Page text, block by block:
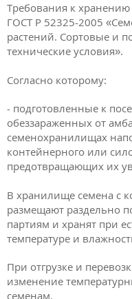
Требования к
ГОСТ Р 52325-2005
растений. Сортовые и
технические условия».
Согласно которому:
- подготовленные к
обеззараженных от
семенохранилищах
контейнерного или
предотвращающих их
В хранилище семена с
размещают раздельно
партиям и хранят при
температуре и
При отгрузке и
изменение
семенам.